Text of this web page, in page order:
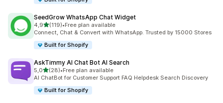
SeedGrow WhatsApp Chat Widget
4,9de 5 estrelas
(119)
119 total de avaliações
•Free plan available
Connect, Chat & Convert with WhatsApp. Trusted by 15000 Stores
Built for Shopify
AskTimmy AI Chat Bot AI Search
5,0de 5 estrelas
(28)
28 total de avaliações
•Free plan available
AI ChatBot for Customer Support FAQ Helpdesk Search Discovery
Built for Shopify